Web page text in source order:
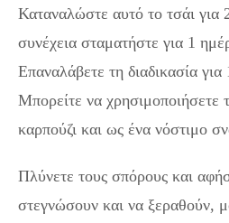
Καταναλώστε αυτό το τσάι για
συνέχεια σταματήστε για 1
Επαναλάβετε τη διαδικασία
Μπορείτε να χρησιμοποιήσετε
καρπούζι και ως ένα νόστιμο
Πλύνετε τους σπόρους και
στεγνώσουν και να ξεραθούν,